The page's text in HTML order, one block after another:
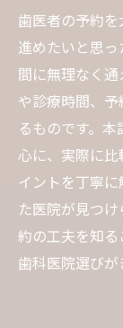
歯医者の予約
進めたいと思
間に無理なく
や診療時間、
るものです。
心に、実際に
イントを丁寧
た医院が見つ
約の工夫を知
歯科医院選びが